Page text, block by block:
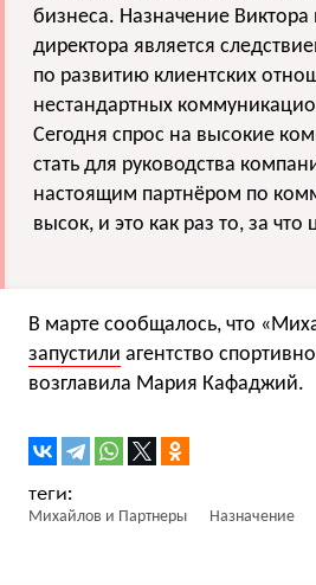
бизнеса. Назначение
директора является
по развитию клиентских
нестандартных
Сегодня спрос на высокие
стать для руководства
настоящим партнёром по
высок, и это как раз то, за
В марте сообщалось, что
запустили агентство
возглавила Мария Кафаджий.
Михайлов и Партнеры Назначение